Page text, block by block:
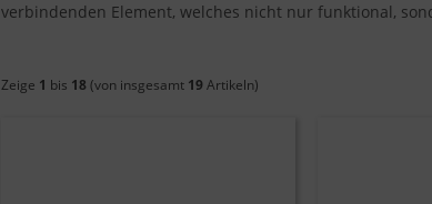
verbindenden Element, welches nicht nur funktional,
Zeige 1 bis 18 (von insgesamt 19 Artikeln)